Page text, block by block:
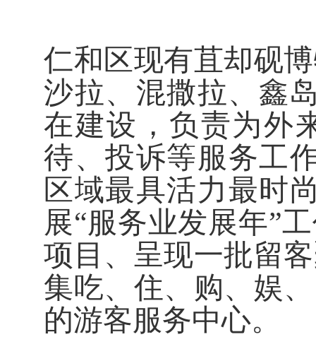
仁和区现有苴却砚
沙拉、 混撒拉、鑫
在建设， 负责为外
待、投诉等服务工
区域最具活力最时
展“服务业发展年”
项目、呈现一批留
集吃、住、购、娱
的游客服务中心。